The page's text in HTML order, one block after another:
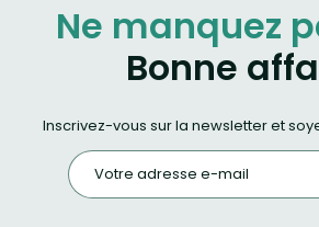
Ne manquez
Bonne
Inscrivez-vous sur la newsletter et